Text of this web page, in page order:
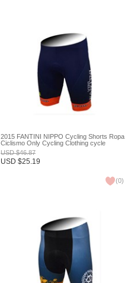
2015 FANTINI NIPPO Cycling Shorts Ropa
Ciclismo Only Cycling Clothing cycle
jerseys Ciclismo bicicletas maillot ciclismo
XXS
USD$46.87
USD $25.19
(0)